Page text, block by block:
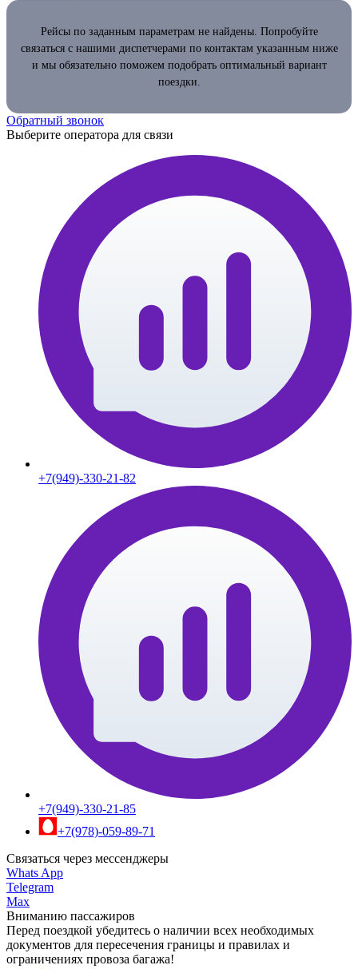
Рейсы по заданным параметрам не найдены. Попробуйте
связаться с нашими диспетчерами по контактам указанным ниже
и мы обязательно поможем подобрать оптимальный вариант
поездки.
Обратный звонок
Выберите оператора для связи
+7(949)-330-21-82
+7(949)-330-21-85
+7(978)-059-89-71
Связаться через мессенджеры
Whats App
Telegram
Max
Вниманию пассажиров
Перед поездкой убедитесь о наличии всех необходимых
документов для пересечения границы и правилах и
ограничениях провоза багажа!